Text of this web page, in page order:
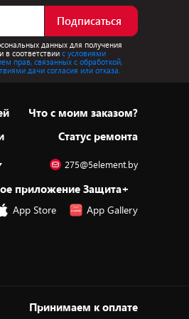
Подписаться
данных для получения
в соответствиис условиями
прав, связанных с обработкой,
дачи согласия или отказа.
Что с моим заказом?
Статус ремонта
275@5element.by
приложение Защита+
App Store App Gallery
Принимаем к оплате